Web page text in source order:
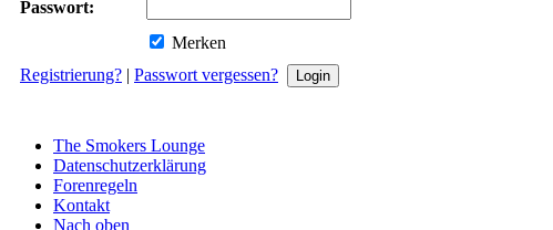
Passwort:
Merken
Registrierung? | Passwort vergessen?
The Smokers Lounge
Datenschutzerklärung
Forenregeln
Kontakt
Nach oben